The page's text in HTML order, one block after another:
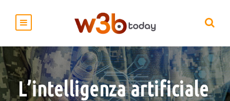
L’intelligenza artificiale